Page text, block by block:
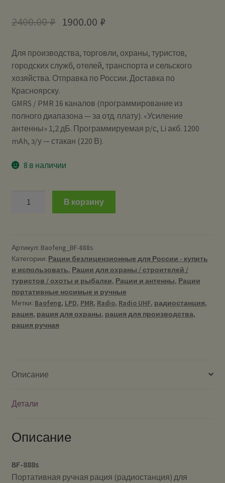
2400.00₽ 1900.00 ₽
Для производства, торговли, охраны, туристов,
городских служб, отелей, транспорта и сельского
хозяйства. Отправка по России. Доставка по
Красноярску.
GMRS / PMR 16 каналов (программирование из
полного диапазона — за отд. плату). «Усиление
антенны» 1,2 дБ. Программируемая р/с, Li акб. 1200
mAh, з/у — стакан (220 В).
8 в наличии
-
Рация
безлицензионная
портативная
(LPD/PMR)
В корзину
Артикул: Baofeng_BF-888s
Категории: Рации безлицензионные для России - купить
и использовать, Рации для охраны / строителей /
туристов / охоты и рыбалки, Рации и антенны, Рации
портативные носимые и ручные
Метки: Baofeng, LPD, PMR, Radio, Radio UHF, радиостанция,
рация, рация для охраны, рация для производства,
рация ручная
Описание
Детали
Описание
BF-888s
Портативная ручная рация (радиостанция) для